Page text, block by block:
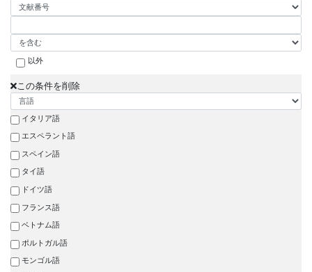
以外
この条件を削除
イタリア語
エスペラント語
スペイン語
タイ語
ドイツ語
フランス語
ベトナム語
ポルトガル語
モンゴル語